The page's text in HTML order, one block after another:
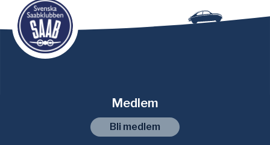
Medlem
Bli medlem